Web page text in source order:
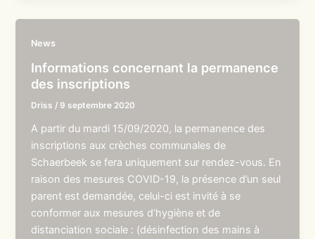
News
Informations concernant la permanence
des inscriptions
Driss / 9 septembre 2020
A partir du mardi 15/09/2020, la permanence des
inscriptions aux crèches communales de
Schaerbeek se fera uniquement sur rendez-vous. En
raison des mesures COVID-19, la présence d’un seul
parent est demandée, celui-ci est invité à se
conformer aux mesures d’hygiène et de
distanciation sociale : (désinfection des mains à